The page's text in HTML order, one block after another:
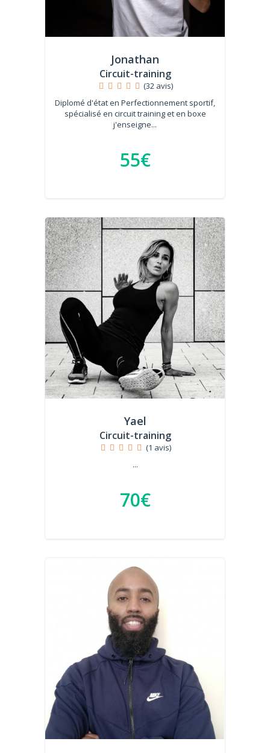
Jonathan
Circuit-training
(32 avis)
Diplomé d'état en Perfectionnement sportif,
spécialisé en circuit training et en boxe
j'enseigne...
55€
Yael
Circuit-training
(1 avis)
...
70€